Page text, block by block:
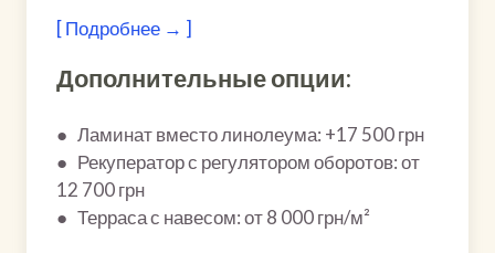
[ Подробнее → ]
Дополнительные опции:
● Ламинат вместо линолеума: +17 500 грн
● Рекуператор с регулятором оборотов: от
12 700 грн
● Терраса с навесом: от 8 000 грн/м²